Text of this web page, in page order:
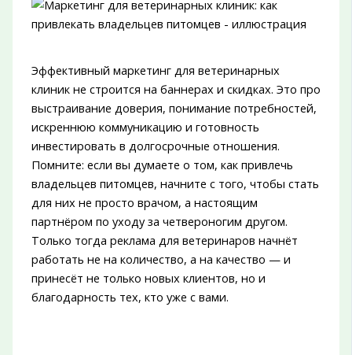
Эффективный маркетинг для ветеринарных
клиник не строится на баннерах и скидках. Это про
выстраивание доверия, понимание потребностей,
искреннюю коммуникацию и готовность
инвестировать в долгосрочные отношения.
Помните: если вы думаете о том, как привлечь
владельцев питомцев, начните с того, чтобы стать
для них не просто врачом, а настоящим
партнёром по уходу за четвероногим другом.
Только тогда реклама для ветеринаров начнёт
работать не на количество, а на качество — и
принесёт не только новых клиентов, но и
благодарность тех, кто уже с вами.